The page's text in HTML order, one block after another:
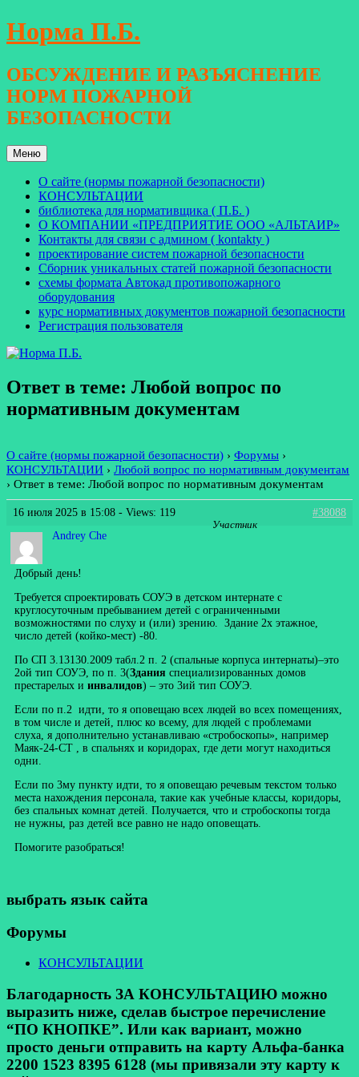
Перейти
к
Норма П.Б.
ОБСУЖДЕНИЕ И РАЗЪЯСНЕНИЕ
НОРМ ПОЖАРНОЙ
БЕЗОПАСНОСТИ
Меню
О сайте (нормы пожарной безопасности)
КОНСУЛЬТАЦИИ
библиотека для нормативщика ( П.Б. )
О КОМПАНИИ «ПРЕДПРИЯТИЕ ООО «АЛЬТАИР»
Контакты для связи с админом ( kontakty )
проектирование систем пожарной безопасности
Сборник уникальных статей пожарной безопасности
схемы формата Автокад противопожарного
оборудования
курс нормативных документов пожарной безопасности
Регистрация пользователя
Ответ в теме: Любой вопрос по
нормативным документам
О сайте (нормы пожарной безопасности) › Форумы ›
КОНСУЛЬТАЦИИ › Любой вопрос по нормативным документам
› Ответ в теме: Любой вопрос по нормативным документам
16 июля 2025 в 15:08 - Views: 119
#38088
Andrey Che
Участник
Добрый день!
Требуется спроектировать СОУЭ в детском интернате с
круглосуточным пребыванием детей с ограниченными
возможностями по слуху и (или) зрению. Здание 2х этажное,
число детей (койко-мест) -80.
По СП 3.13130.2009 табл.2 п. 2 (спальные корпуса интернаты)–это
2ой тип СОУЭ, по п. 3(Здания специализированных домов
престарелых и инвалидов) – это 3ий тип СОУЭ.
Если по п.2 идти, то я оповещаю всех людей во всех помещениях,
в том числе и детей, плюс ко всему, для людей с проблемами
слуха, я дополнительно устанавливаю «стробоскопы», например
Маяк-24-СТ , в спальнях и коридорах, где дети могут находиться
одни.
Если по 3му пункту идти, то я оповещаю речевым текстом только
места нахождения персонала, такие как учебные классы, коридоры,
без спальных комнат детей. Получается, что и стробоскопы тогда
не нужны, раз детей все равно не надо оповещать.
Помогите разобраться!
выбрать язык сайта
Форумы
КОНСУЛЬТАЦИИ
Благодарность ЗА КОНСУЛЬТАЦИЮ можно
выразить ниже, сделав быстрое перечисление
“ПО КНОПКЕ”. Или как вариант, можно
просто деньги отправить на карту Альфа-банка
2200 1523 8395 6128 (мы привязали эту карту к